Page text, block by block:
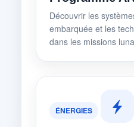
Découvrir les
embarquée et les
dans les missions
ÉNERGIES